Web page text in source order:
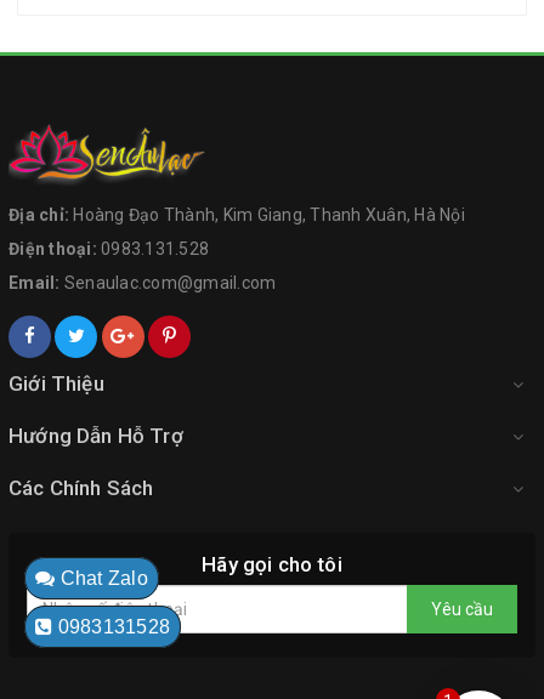
Địa chỉ: Hoàng Đạo Thành, Kim Giang, Thanh Xuân, Hà Nội
Điện thoại: 0983.131.528
Email: Senaulac.com@gmail.com
Giới Thiệu
Hướng Dẫn Hỗ Trợ
Các Chính Sách
Hãy gọi cho tôi
Yêu cầu
Chat Zalo
0983131528